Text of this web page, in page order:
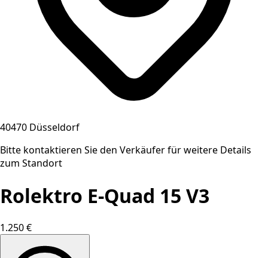
40470 Düsseldorf
Bitte kontaktieren Sie den Verkäufer für weitere Details
zum Standort
Rolektro E-Quad 15 V3
1.250 €